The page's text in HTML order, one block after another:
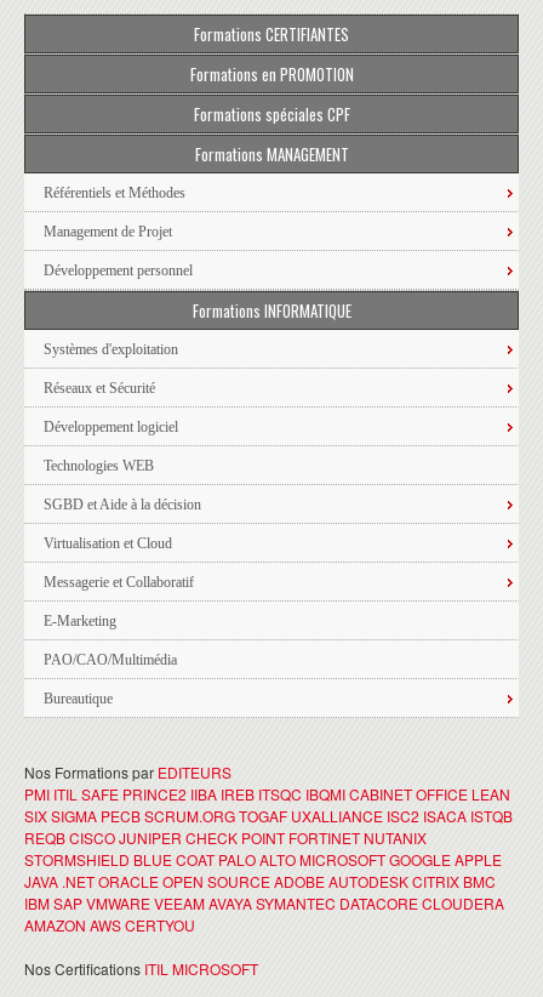
Formations CERTIFIANTES
Formations en PROMOTION
Formations spéciales CPF
Formations MANAGEMENT
Référentiels et Méthodes
Management de Projet
Développement personnel
Formations INFORMATIQUE
Systèmes d'exploitation
Réseaux et Sécurité
Développement logiciel
Technologies WEB
SGBD et Aide à la décision
Virtualisation et Cloud
Messagerie et Collaboratif
E-Marketing
PAO/CAO/Multimédia
Bureautique
Nos Formations par EDITEURS
PMI ITIL SAFE PRINCE2 IIBA IREB ITSQC IBQMICABINET OFFICE LEAN
SIX SIGMA PECBSCRUM.ORGTOGAF UXALLIANCE ISC2 ISACA ISTQB
REQBCISCOJUNIPER CHECK POINT FORTINET NUTANIX
STORMSHIELD BLUE COAT PALO ALTOMICROSOFTGOOGLEAPPLE
JAVA .NETORACLEOPEN SOURCEADOBEAUTODESKCITRIX BMC
IBMSAPVMWAREVEEAMAVAYASYMANTEC DATACORECLOUDERA
AMAZON AWSCERTYOU
Nos Certifications ITIL MICROSOFT